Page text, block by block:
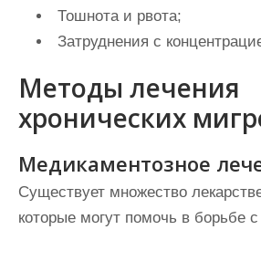
Тошнота и рвота;
Затруднения с
Методы лечения
хронических
Медикаментозное
Существует множество
которые могут помочь в борьбе